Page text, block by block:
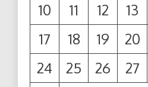
10
11 12 13
17
18 19 20
24
25 26 27